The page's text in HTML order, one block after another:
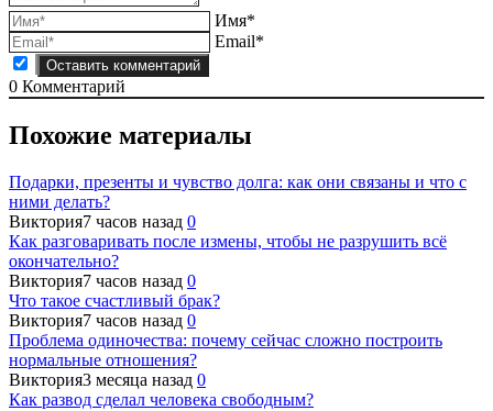
Имя*
Email*
0 Комментарий
Похожие материалы
Подарки, презенты и чувство долга: как они связаны и что с
ними делать?
Виктория7 часов назад 0
Как разговаривать после измены, чтобы не разрушить всё
окончательно?
Виктория7 часов назад 0
Что такое счастливый брак?
Виктория7 часов назад 0
Проблема одиночества: почему сейчас сложно построить
нормальные отношения?
Виктория3 месяца назад 0
Как развод сделал человека свободным?